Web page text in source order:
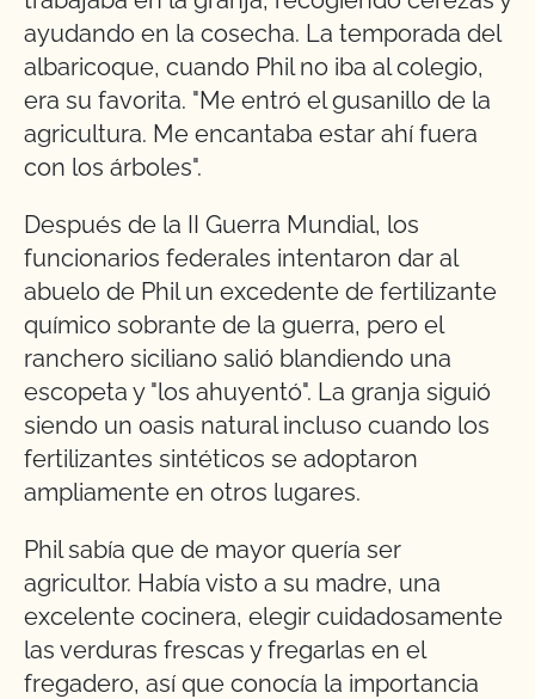
ayudando en la cosecha. La temporada del
albaricoque, cuando Phil no iba al colegio,
era su favorita. "Me entró el gusanillo de la
agricultura. Me encantaba estar ahí fuera
con los árboles".
Después de la II Guerra Mundial, los
funcionarios federales intentaron dar al
abuelo de Phil un excedente de fertilizante
químico sobrante de la guerra, pero el
ranchero siciliano salió blandiendo una
escopeta y "los ahuyentó". La granja siguió
siendo un oasis natural incluso cuando los
fertilizantes sintéticos se adoptaron
ampliamente en otros lugares.
Phil sabía que de mayor quería ser
agricultor. Había visto a su madre, una
excelente cocinera, elegir cuidadosamente
las verduras frescas y fregarlas en el
fregadero, así que conocía la importancia